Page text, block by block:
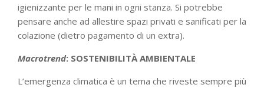
igienizzante per le mani in ogni stanza. Si potrebbe
pensare anche ad allestire spazi privati e sanificati per la
colazione (dietro pagamento di un extra).
Macrotrend: SOSTENIBILITÀ AMBIENTALE
L’emergenza climatica è un tema che riveste sempre più